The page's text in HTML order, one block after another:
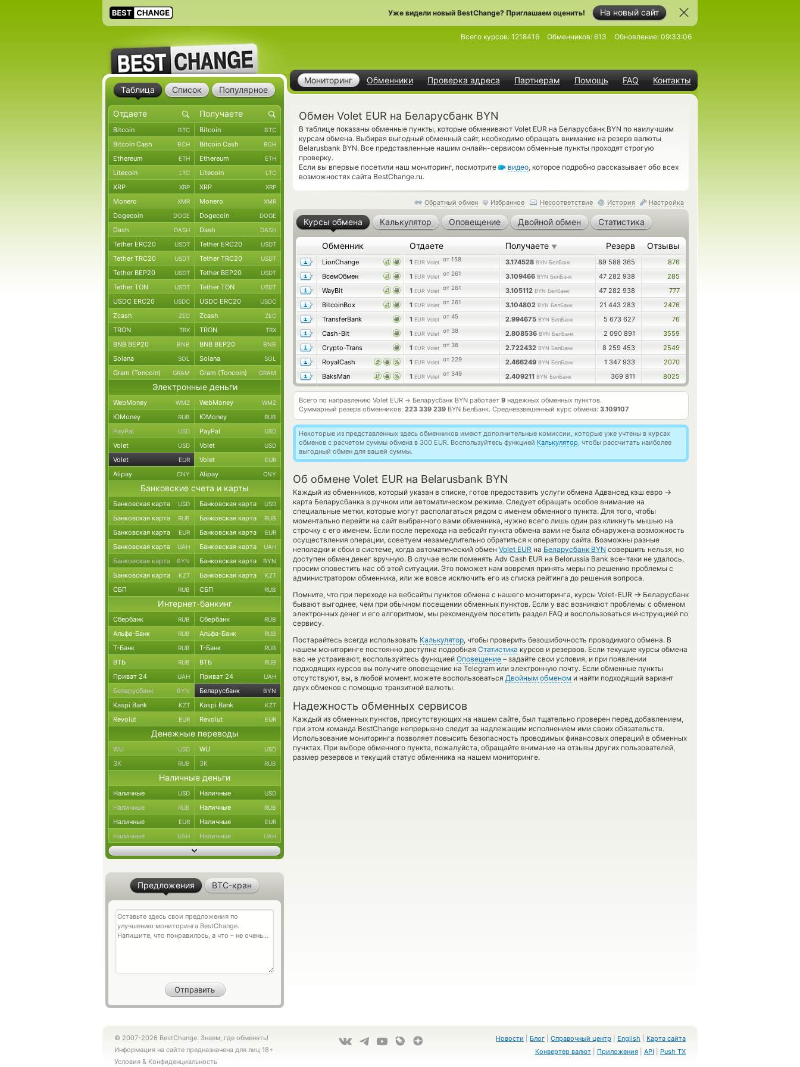
На новый сайт
Уже видели новый BestChange? Приглашаем оценить!
Мониторинг Обменники Проверка адреса Партнерам Помощь FAQ Контакты
Всего курсов: 1218416 Обменников: 613 Обновление: 09:33:06
Обмен Volet EUR на Беларусбанк BYN
В таблице показаны обменные пункты, которые обменивают Volet EUR на Беларусбанк BYN по наилучшим
курсам обмена. Выбирая выгодный обменный сайт, необходимо обращать внимание на резерв валюты
Belarusbank BYN. Все представленные нашим онлайн-сервисом обменные пункты проходят строгую
проверку.
Если вы впервые посетили наш мониторинг, посмотрите
видео, которое подробно рассказывает обо всех
возможностях сайта BestChange.ru.
Обратный обмен Избранное Несоответствие История Настройка
Курсы обмена Калькулятор Оповещение Двойной обмен Статистика
Обменник Отдаете Получаете ▼ Резерв Отзывы
LionChange 1 EUR Volet от 158 3.174528 BYN БелБанк 89 588 365
876
ВсемОбмен
1 EUR Volet от 261 3.109466 BYN БелБанк 47 282 938
285
WayBit
1 EUR Volet от 261 3.105112 BYN БелБанк 47 282 938
777
BitcoinBox
1 EUR Volet от 261 3.104802 BYN БелБанк 21 443 283
2476
TransferBank
1 EUR Volet от 45 2.994675 BYN БелБанк 5 673 627
76
Cash-Bit
1 EUR Volet от 38 2.808536 BYN БелБанк 2 090 891
3559
Crypto-Trans
1 EUR Volet от 36 2.722432 BYN БелБанк 8 259 453
2549
RoyalCash
1 EUR Volet от 229 2.466249 BYN БелБанк 1 347 933
2070
BaksMan
1 EUR Volet от 349 2.409211 BYN БелБанк 369 811 8025
Всего по направлению Volet EUR → Беларусбанк BYN работает 9 надежных обменных пунктов.
Суммарный резерв обменников: 223 339 239 BYN БелБанк. Средневзвешенный курс обмена: 3.109107
Некоторые из представленных здесь обменников имеют дополнительные комиссии, которые уже учтены в курсах
обменов с расчетом суммы обмена в 300 EUR. Воспользуйтесь функцией Калькулятор, чтобы рассчитать наиболее
выгодный обмен для вашей суммы.
Об обмене Volet EUR на Belarusbank BYN
Каждый из обменников, который указан в списке, готов предоставить услуги обмена Адвансед кэш евро →
карта Беларусбанка в ручном или автоматическом режиме. Следует обращать особое внимание на
специальные метки, которые могут располагаться рядом с именем обменного пункта. Для того, чтобы
моментально перейти на сайт выбранного вами обменника, нужно всего лишь один раз кликнуть мышью на
строчку с его именем. Если после перехода на вебсайт пункта обмена вами не была обнаружена возможность
осуществления операции, советуем незамедлительно обратиться к оператору сайта. Возможны разные
неполадки и сбои в системе, когда автоматический обмен Volet EUR на Беларусбанк BYN совершить нельзя, но
доступен обмен денег вручную. В случае если поменять Adv Cash EUR на Belorussia Bank все-таки не удалось,
просим оповестить нас об этой ситуации. Это поможет нам вовремя принять меры по решению проблемы с
администратором обменника, или же вовсе исключить его из списка рейтинга до решения вопроса.
Помните, что при переходе на вебсайты пунктов обмена с нашего мониторинга, курсы Volet-EUR → Беларусбанк
бывают выгоднее, чем при обычном посещении обменных пунктов. Если у вас возникают проблемы с обменом
электронных денег и его алгоритмом, мы рекомендуем посетить раздел FAQ и воспользоваться инструкцией по
сервису.
Постарайтесь всегда использовать Калькулятор, чтобы проверить безошибочность проводимого обмена. В
нашем мониторинге постоянно доступна подробная Статистика курсов и резервов. Если текущие курсы обмена
вас не устраивают, воспользуйтесь функцией Оповещение – задайте свои условия, и при появлении
подходящих курсов вы получите оповещение на Telegram или электронную почту. Если обменные пункты
отсутствуют, вы, в любой момент, можете воспользоваться Двойным обменом и найти подходящий вариант
двух обменов с помощью транзитной валюты.
Надежность обменных сервисов
Каждый из обменных пунктов, присутствующих на нашем сайте, был тщательно проверен перед добавлением,
при этом команда BestChange непрерывно следит за надлежащим исполнением ими своих обязательств.
Использование мониторинга позволяет повысить безопасность проводимых финансовых операций в обменных
пунктах. При выборе обменного пункта, пожалуйста, обращайте внимание на отзывы других пользователей,
размер резервов и текущий статус обменника на нашем мониторинге.
Таблица Список Популярное
Bitcoin BTC Bitcoin BTC
Bitcoin Cash BCH Bitcoin Cash BCH
Ethereum ETH Ethereum ETH
Litecoin LTC Litecoin LTC
XRP XRP XRP XRP
Monero XMR Monero XMR
Dogecoin DOGE Dogecoin DOGE
Dash DASH Dash DASH
Tether ERC20 USDT Tether ERC20 USDT
Tether TRC20 USDT Tether TRC20 USDT
Tether BEP20 USDT Tether BEP20 USDT
Tether TON USDT Tether TON USDT
USDC ERC20 USDC USDC ERC20 USDC
Zcash ZEC Zcash ZEC
TRON TRX TRON TRX
BNB BEP20 BNB BNB BEP20 BNB
Solana SOL Solana SOL
Gram (Toncoin) GRAM Gram (Toncoin) GRAM
Электронные деньги
WebMoney WMZ WebMoney WMZ
ЮMoney RUB ЮMoney RUB
PayPal USD PayPal USD
Volet USD Volet USD
Volet EUR Volet EUR
Alipay CNY Alipay CNY
Банковские счета и карты
Банковская карта USD Банковская карта USD
Банковская карта RUB Банковская карта RUB
Банковская карта EUR Банковская карта EUR
Банковская карта UAH Банковская карта UAH
Банковская карта BYN Банковская карта BYN
Банковская карта KZT Банковская карта KZT
СБП RUB СБП RUB
Интернет-банкинг
Сбербанк RUB Сбербанк RUB
Альфа-Банк RUB Альфа-Банк RUB
Т-Банк RUB Т-Банк RUB
ВТБ RUB ВТБ RUB
Приват 24 UAH Приват 24 UAH
Беларусбанк BYN Беларусбанк BYN
Kaspi Bank KZT Kaspi Bank KZT
Revolut EUR Revolut EUR
Денежные переводы
WU USD WU USD
ЗК RUB ЗК RUB
Наличные деньги
Наличные USD Наличные USD
Наличные RUB Наличные RUB
Наличные EUR Наличные EUR
Наличные UAH Наличные UAH
Предложения BTC-кран
© 2007-2026 BestChange. Знаем, где обменять!
Информация на сайте предназначена для лиц 18+
Условия & Конфиденциальность
Новости Блог Справочный центр English
Карта сайта
Конвертер валют
Приложения API Push TX